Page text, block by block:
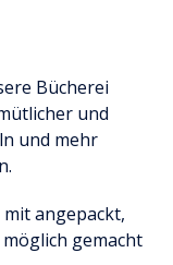
Bücherei
und
und mehr
angepackt,
gemacht